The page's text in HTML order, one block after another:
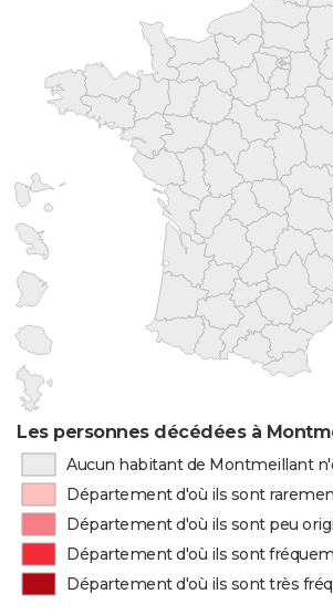
Les personnes décédées à
Aucun habitant de Montmeillant
Département d'où ils sont
Département d'où ils sont peu
Département d'où ils sont
Département d'où ils sont très